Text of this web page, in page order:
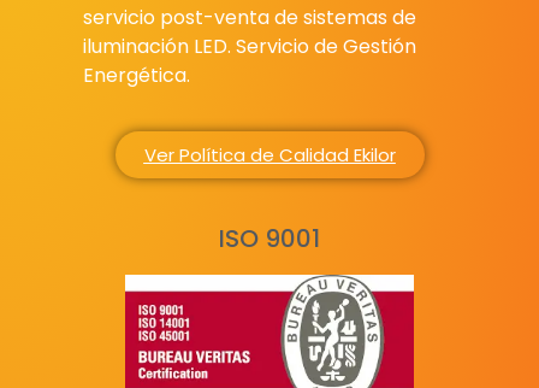
servicio post-venta de sistemas de
iluminación LED. Servicio de Gestión
Energética.
Ver Política de Calidad Ekilor
ISO 9001